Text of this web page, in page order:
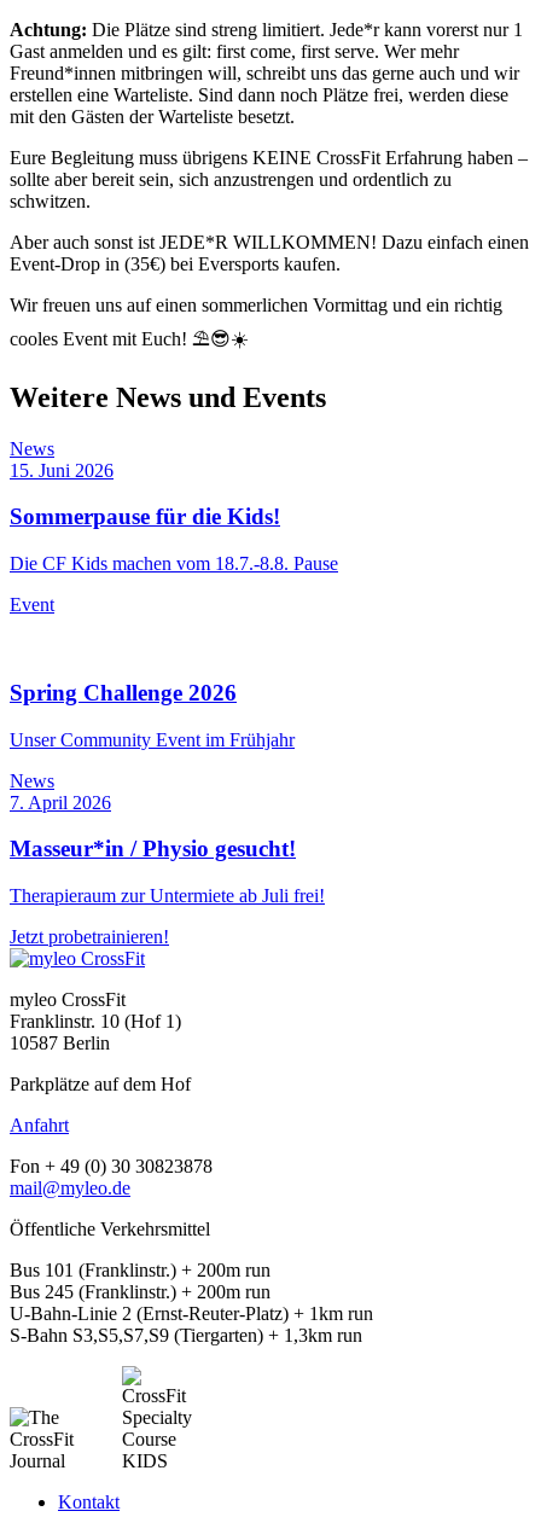
Achtung: Die Plätze sind streng limitiert. Jede*r kann vorerst nur 1
Gast anmelden und es gilt: first come, first serve. Wer mehr
Freund*innen mitbringen will, schreibt uns das gerne auch und wir
erstellen eine Warteliste. Sind dann noch Plätze frei, werden diese
mit den Gästen der Warteliste besetzt.
Eure Begleitung muss übrigens KEINE CrossFit Erfahrung haben –
sollte aber bereit sein, sich anzustrengen und ordentlich zu
schwitzen.
Aber auch sonst ist JEDE*R WILLKOMMEN! Dazu einfach einen
Event-Drop in (35€) bei Eversports kaufen.
Wir freuen uns auf einen sommerlichen Vormittag und ein richtig
cooles Event mit Euch! ⛱️😎☀️
Weitere News und Events
News
15. Juni 2026
Sommerpause für die Kids!
Die CF Kids machen vom 18.7.-8.8. Pause
Event
Spring Challenge 2026
Unser Community Event im Frühjahr
News
7. April 2026
Masseur*in / Physio gesucht!
Therapieraum zur Untermiete ab Juli frei!
Jetzt probetrainieren!
myleo CrossFit
Franklinstr. 10 (Hof 1)
10587 Berlin
Parkplätze auf dem Hof
Anfahrt
Fon + 49 (0) 30 30823878
mail@myleo.de
Öffentliche Verkehrsmittel
Bus 101 (Franklinstr.) + 200m run
Bus 245 (Franklinstr.) + 200m run
U-Bahn-Linie 2 (Ernst-Reuter-Platz) + 1km run
S-Bahn S3,S5,S7,S9 (Tiergarten) + 1,3km run
Kontakt